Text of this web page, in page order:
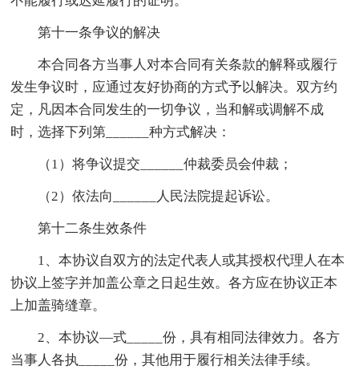
第十一条争议的解决
本合同各方当事人对本合同有关条款的解释或履行
发生争议时，应通过友好协商的方式予以解决。双方约
定，凡因本合同发生的一切争议，当和解或调解不成
时，选择下列第______种方式解决：
（1）将争议提交______仲裁委员会仲裁；
（2）依法向______人民法院提起诉讼。
第十二条生效条件
1、本协议自双方的法定代表人或其授权代理人在本
协议上签字并加盖公章之日起生效。各方应在协议正本
上加盖骑缝章。
2、本协议—式_____份，具有相同法律效力。各方
当事人各执_____份，其他用于履行相关法律手续。